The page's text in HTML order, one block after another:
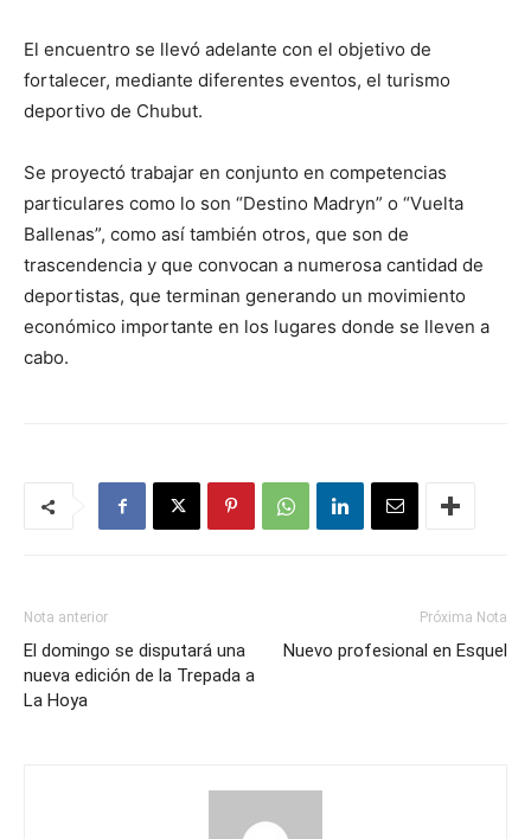
El encuentro se llevó adelante con el objetivo de
fortalecer, mediante diferentes eventos, el turismo
deportivo de Chubut.
Se proyectó trabajar en conjunto en competencias
particulares como lo son “Destino Madryn” o “Vuelta
Ballenas”, como así también otros, que son de
trascendencia y que convocan a numerosa cantidad de
deportistas, que terminan generando un movimiento
económico importante en los lugares donde se lleven a
cabo.
Nota anterior
El domingo se disputará una
nueva edición de la Trepada a
La Hoya
Próxima Nota
Nuevo profesional en Esquel